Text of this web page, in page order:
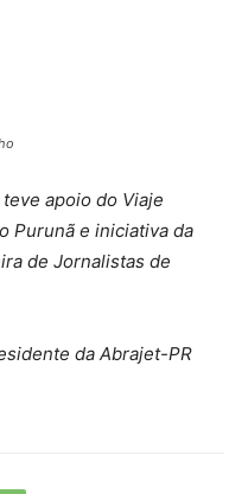
apoio do Viaje
Purunã e iniciativa da
de Jornalistas de
da Abrajet-PR